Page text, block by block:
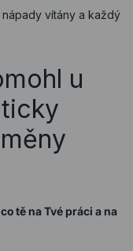
vítány a každý
u
tě na Tvé práci a na